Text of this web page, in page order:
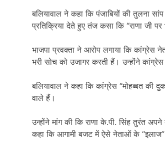
बलियावाल ने कहा कि पंजाबियों की तुलना
प्रतिक्रिया देते हुए तंज कसा कि “राणा जी
भाजपा प्रवक्ता ने आरोप लगाया कि कांग्रेस
भरी सोच को उजागर करती हैं। उन्होंने
बलियावाल ने कहा कि कांग्रेस “मोहब्बत
वाले हैं।
उन्होंने मांग की कि राणा के.पी. सिंह तुरंत
कहा कि आगामी बजट में ऐसे नेताओं के